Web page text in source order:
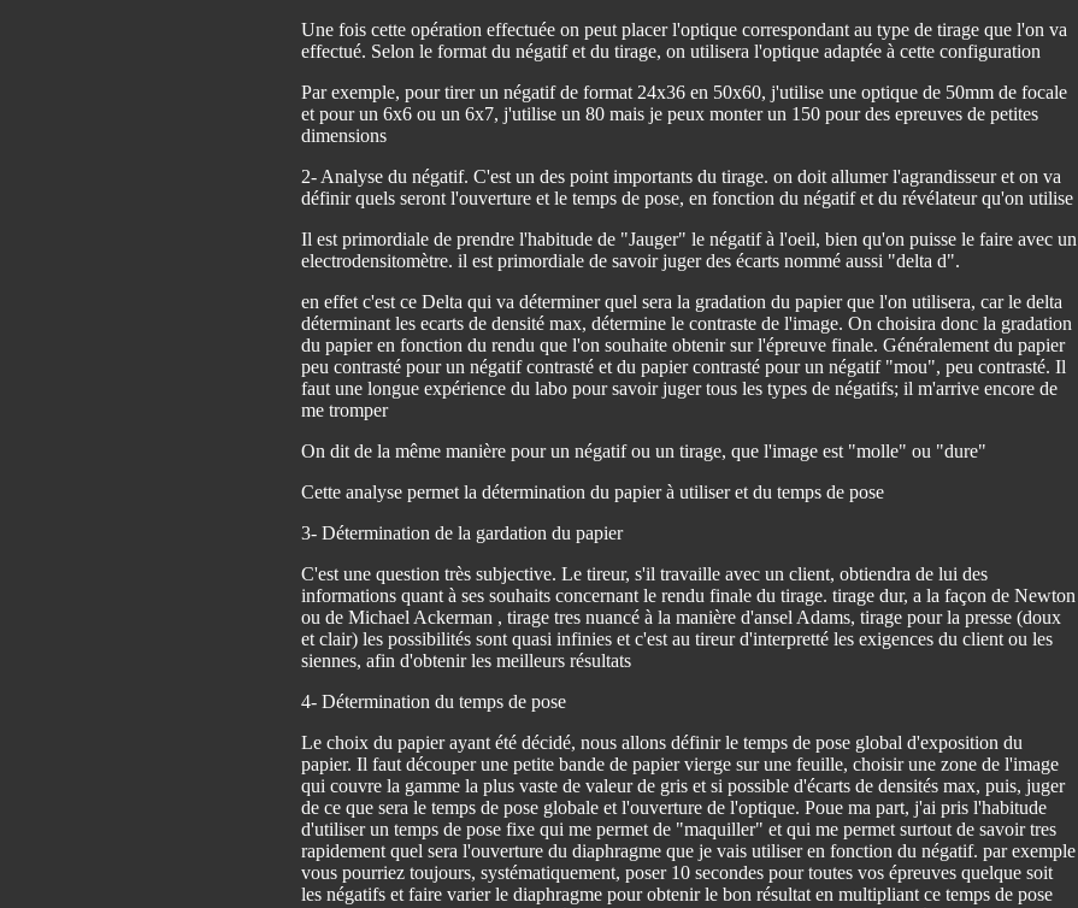
Une fois cette opération effectuée on peut placer l'optique correspondant au type de tirage que l'on va
effectué. Selon le format du négatif et du tirage, on utilisera l'optique adaptée à cette configuration
Par exemple, pour tirer un négatif de format 24x36 en 50x60, j'utilise une optique de 50mm de focale
et pour un 6x6 ou un 6x7, j'utilise un 80 mais je peux monter un 150 pour des epreuves de petites
dimensions
2- Analyse du négatif. C'est un des point importants du tirage. on doit allumer l'agrandisseur et on va
définir quels seront l'ouverture et le temps de pose, en fonction du négatif et du révélateur qu'on utilise
Il est primordiale de prendre l'habitude de "Jauger" le négatif à l'oeil, bien qu'on puisse le faire avec un
electrodensitomètre. il est primordiale de savoir juger des écarts nommé aussi "delta d".
en effet c'est ce Delta qui va déterminer quel sera la gradation du papier que l'on utilisera, car le delta
déterminant les ecarts de densité max, détermine le contraste de l'image. On choisira donc la gradation
du papier en fonction du rendu que l'on souhaite obtenir sur l'épreuve finale. Généralement du papier
peu contrasté pour un négatif contrasté et du papier contrasté pour un négatif "mou", peu contrasté. Il
faut une longue expérience du labo pour savoir juger tous les types de négatifs; il m'arrive encore de
me tromper
On dit de la même manière pour un négatif ou un tirage, que l'image est "molle" ou "dure"
Cette analyse permet la détermination du papier à utiliser et du temps de pose
3- Détermination de la gardation du papier
C'est une question très subjective. Le tireur, s'il travaille avec un client, obtiendra de lui des
informations quant à ses souhaits concernant le rendu finale du tirage. tirage dur, a la façon de Newton
ou de Michael Ackerman , tirage tres nuancé à la manière d'ansel Adams, tirage pour la presse (doux
et clair) les possibilités sont quasi infinies et c'est au tireur d'interpretté les exigences du client ou les
siennes, afin d'obtenir les meilleurs résultats
4- Détermination du temps de pose
Le choix du papier ayant été décidé, nous allons définir le temps de pose global d'exposition du
papier. Il faut découper une petite bande de papier vierge sur une feuille, choisir une zone de l'image
qui couvre la gamme la plus vaste de valeur de gris et si possible d'écarts de densités max, puis, juger
de ce que sera le temps de pose globale et l'ouverture de l'optique. Poue ma part, j'ai pris l'habitude
d'utiliser un temps de pose fixe qui me permet de "maquiller" et qui me permet surtout de savoir tres
rapidement quel sera l'ouverture du diaphragme que je vais utiliser en fonction du négatif. par exemple
vous pourriez toujours, systématiquement, poser 10 secondes pour toutes vos épreuves quelque soit
les négatifs et faire varier le diaphragme pour obtenir le bon résultat en multipliant ce temps de pose